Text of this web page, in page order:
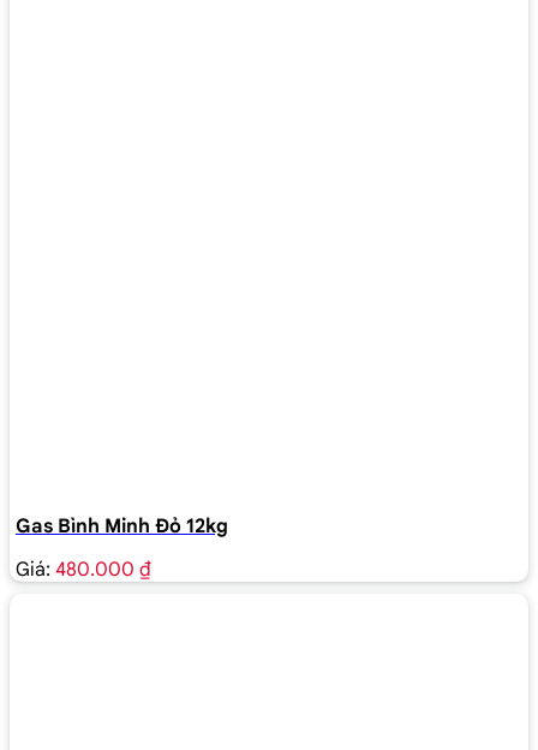
Gas Bình Minh Đỏ 12kg
Giá: 480.000 ₫